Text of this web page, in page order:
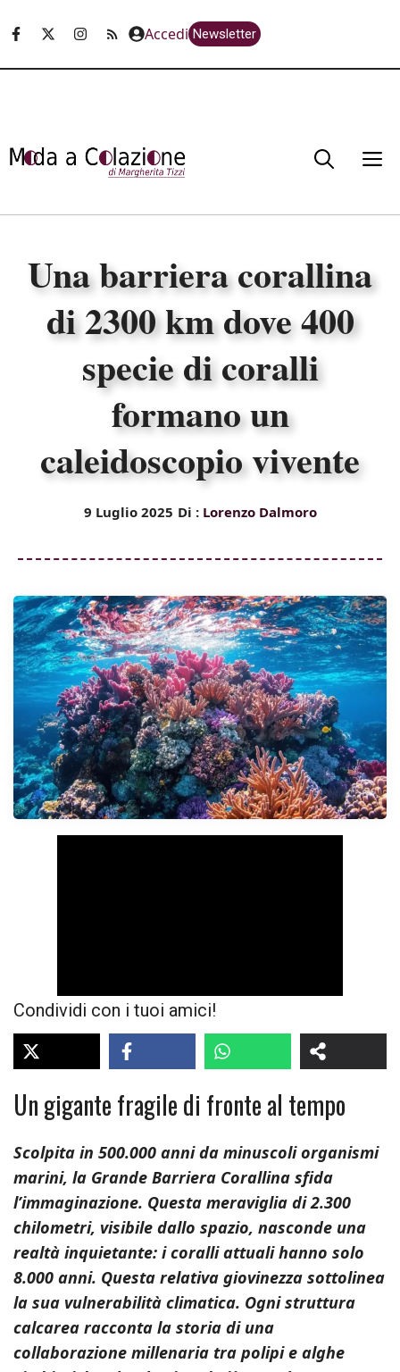
Accedi Newsletter
Una barriera corallina
di 2300 km dove 400
specie di coralli
formano un
caleidoscopio vivente
9 Luglio 2025 Di : Lorenzo Dalmoro
Condividi con i tuoi amici!
Un gigante fragile di fronte al tempo
Scolpita in 500.000 anni da minuscoli organismi
marini, la Grande Barriera Corallina sfida
l’immaginazione. Questa meraviglia di 2.300
chilometri, visibile dallo spazio, nasconde una
realtà inquietante: i coralli attuali hanno solo
8.000 anni. Questa relativa giovinezza sottolinea
la sua vulnerabilità climatica. Ogni struttura
calcarea racconta la storia di una
collaborazione millenaria tra polipi e alghe